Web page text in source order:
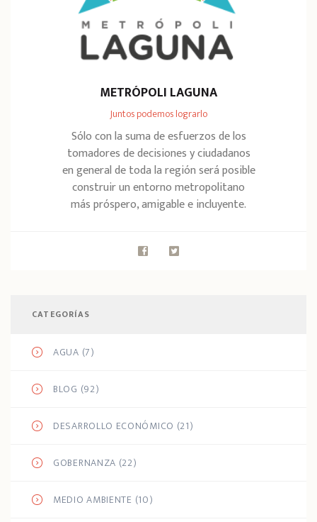
METRÓPOLI LAGUNA
Juntos podemos lograrlo
Sólo con la suma de esfuerzos de los
tomadores de decisiones y ciudadanos
en general de toda la región será posible
construir un entorno metropolitano
más próspero, amigable e incluyente.
CATEGORÍAS
AGUA (7)
BLOG (92)
DESARROLLO ECONÓMICO (21)
GOBERNANZA (22)
MEDIO AMBIENTE (10)